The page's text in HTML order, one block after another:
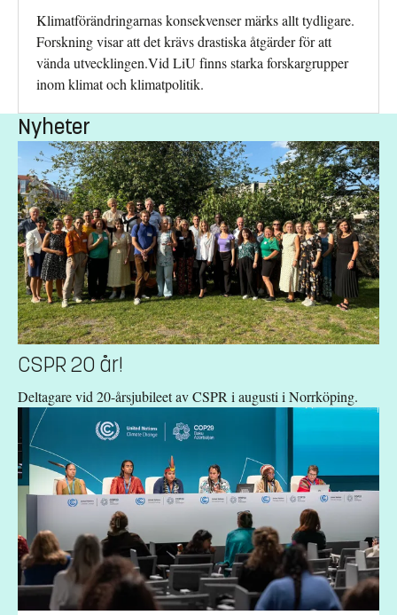
Klimatförändringarnas konsekvenser märks allt tydligare.
Forskning visar att det krävs drastiska åtgärder för att
vända utvecklingen.Vid LiU finns starka forskargrupper
inom klimat och klimatpolitik.
Nyheter
CSPR 20 år!
Deltagare vid 20-årsjubileet av CSPR i augusti i Norrköping.